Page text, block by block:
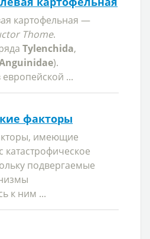
картофельная —
Thome.
Tylenchida,
).
...
факторы
имеющие
катастрофическое
подвергаемые
к ним ...